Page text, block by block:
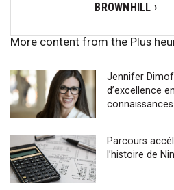
BROWNHILL ›
More content from the Plus
Jennifer
d’excellence
Parcours
l’histoire de